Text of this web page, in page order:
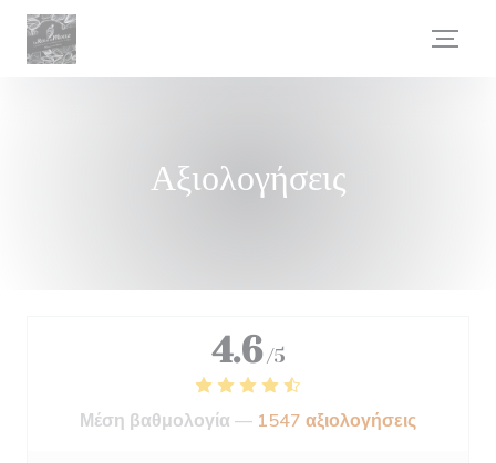
Πίνακας διαχείρισης "Μπισκότων" (Cookies)
Αξιολογήσεις
4.6 /5
Μέση βαθμολογία — 1547 αξιολογήσεις